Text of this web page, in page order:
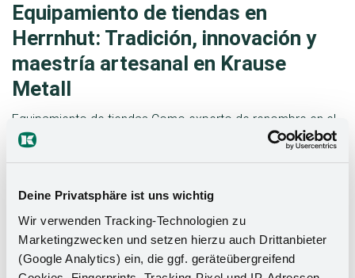
Deine Privatsphäre ist uns wichtig
Wir verwenden Tracking-Technologien zu
Marketingzwecken und setzen hierzu auch Drittanbieter
(Google Analytics) ein, die ggf. geräteübergreifend
Equipamiento de tiendas en
Herrnhut: Tradición, innovación y
maestría artesanal en Krause
Metall
Equipamiento de tiendas Como experto de renombre en el
sector minorista, estamos encantados de ofrecerle una
visión de nuestra historia y producción en Herrnhut.
información sobre la fascinante relación entre
Kesseböhmer y la historia tradicional de Krause Metall en
Herrnhut.